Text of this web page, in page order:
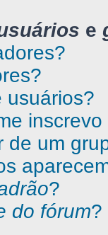
e
usuários?
de um
?
do fórum?